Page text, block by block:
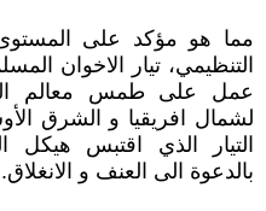
مما هو مؤكد على
التنظيمي، تيار الاخوان
عمل على طمس معالم
لشمال افريقيا و الشرق
التيار الذي اقتبس هيكل
بالدعوة الى العنف و الانغلاق.